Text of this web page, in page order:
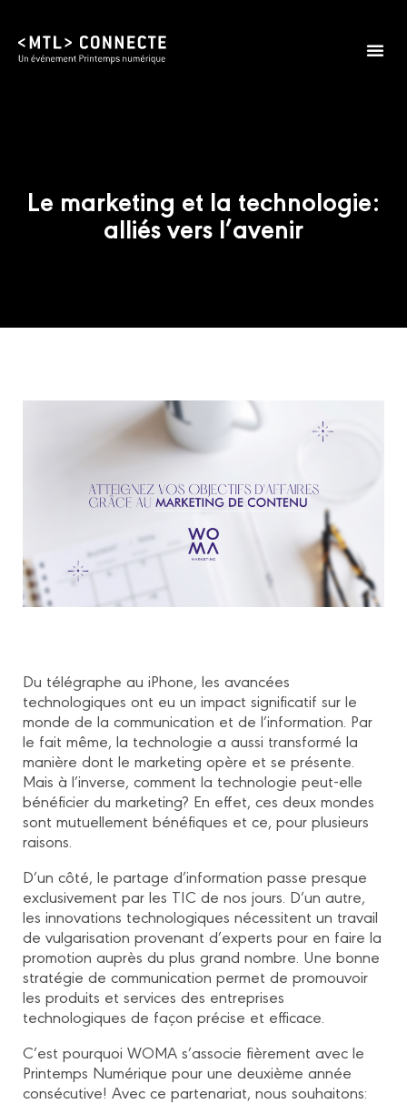
Le marketing et la technologie:
alliés vers l’avenir
Du télégraphe au iPhone, les avancées
technologiques ont eu un impact significatif sur le
monde de la communication et de l’information. Par
le fait même, la technologie a aussi transformé la
manière dont le marketing opère et se présente.
Mais à l’inverse, comment la technologie peut-elle
bénéficier du marketing? En effet, ces deux mondes
sont mutuellement bénéfiques et ce, pour plusieurs
raisons.
D’un côté, le partage d’information passe presque
exclusivement par les TIC de nos jours. D’un autre,
les innovations technologiques nécessitent un travail
de vulgarisation provenant d’experts pour en faire la
promotion auprès du plus grand nombre. Une bonne
stratégie de communication permet de promouvoir
les produits et services des entreprises
technologiques de façon précise et efficace.
C’est pourquoi WOMA s’associe fièrement avec le
Printemps Numérique pour une deuxième année
consécutive! Avec ce partenariat, nous souhaitons: